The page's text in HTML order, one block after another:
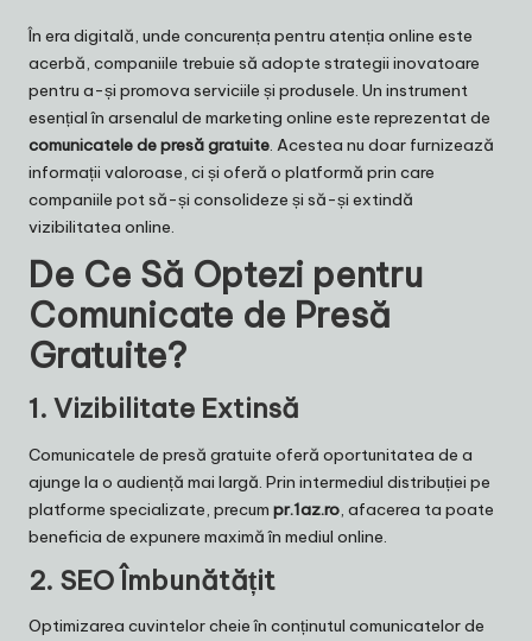
În era digitală, unde concurența pentru atenția online este
acerbă, companiile trebuie să adopte strategii inovatoare
pentru a-și promova serviciile și produsele. Un instrument
esențial în arsenalul de marketing online este reprezentat de
comunicatele de presă gratuite. Acestea nu doar furnizează
informații valoroase, ci și oferă o platformă prin care
companiile pot să-și consolideze și să-și extindă
vizibilitatea online.
De Ce Să Optezi pentru
Comunicate de Presă
Gratuite?
1. Vizibilitate Extinsă
Comunicatele de presă gratuite oferă oportunitatea de a
ajunge la o audiență mai largă. Prin intermediul distribuției pe
platforme specializate, precum pr.1az.ro, afacerea ta poate
beneficia de expunere maximă în mediul online.
2. SEO Îmbunătățit
Optimizarea cuvintelor cheie în conținutul comunicatelor de